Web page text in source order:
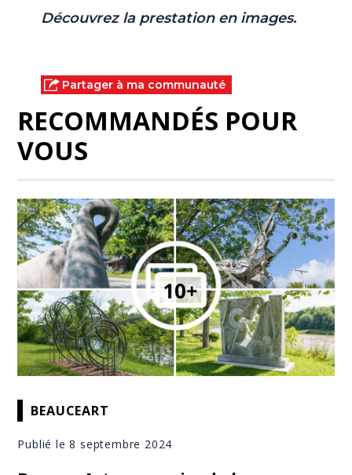
Découvrez la prestation en images.
Partager à ma communauté
RECOMMANDÉS POUR
VOUS
BEAUCEART
Publié le 8 septembre 2024